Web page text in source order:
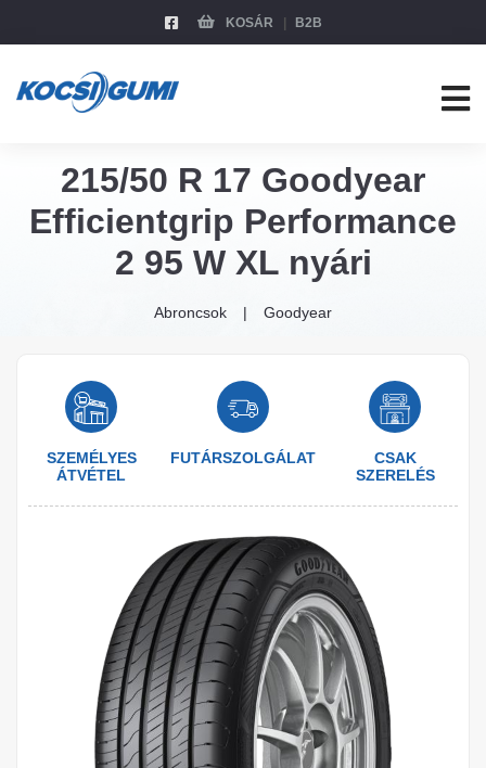
KOSÁR B2B
215/50 R 17 Goodyear
Efficientgrip Performance
2 95 W XL nyári
Abroncsok Goodyear
SZEMÉLYES
ÁTVÉTEL
FUTÁRSZOLGÁLAT
CSAK
SZERELÉS